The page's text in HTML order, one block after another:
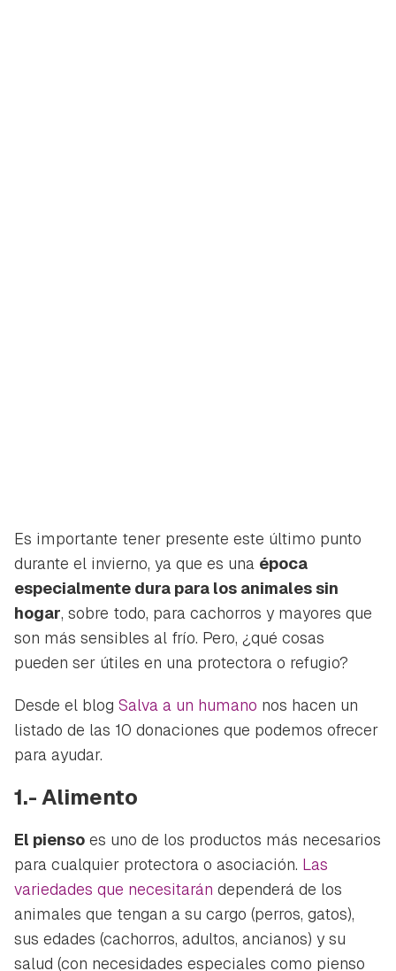
Es importante tener presente este último punto
durante el invierno, ya que es una época
especialmente dura para los animales sin
hogar, sobre todo, para cachorros y mayores que
son más sensibles al frío. Pero, ¿qué cosas
pueden ser útiles en una protectora o refugio?
Desde el blog Salva a un humano nos hacen un
listado de las 10 donaciones que podemos ofrecer
para ayudar.
1.- Alimento
El pienso es uno de los productos más necesarios
para cualquier protectora o asociación. Las
variedades que necesitarán dependerá de los
animales que tengan a su cargo (perros, gatos),
sus edades (cachorros, adultos, ancianos) y su
salud (con necesidades especiales como pienso